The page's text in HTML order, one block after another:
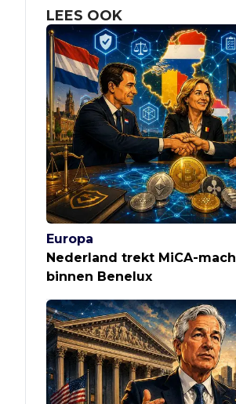
LEES OOK
Europa
Nederland trekt MiCA-
binnen Benelux